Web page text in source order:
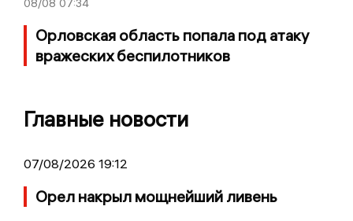
08/08 07:34
Орловская область попала под атаку
вражеских беспилотников
Главные новости
07/08/2026 19:12
Орел накрыл мощнейший ливень